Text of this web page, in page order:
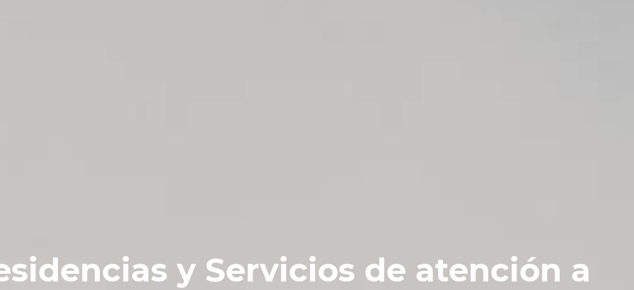
y Servicios de atención a